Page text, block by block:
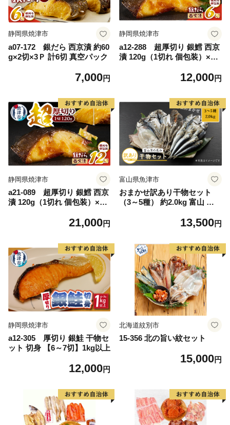
静岡県焼津市
a07-172 銀だら 西京漬 約60
g×2切×3Ｐ 計6切 真空パック
7,000円
静岡県焼津市
a12-288 超厚切り 銀鱈 西京
漬 120g（1切れ 個包装）×6
12,000円
静岡県焼津市
a21-089 超厚切り 銀鱈 西京
漬 120g（1切れ 個包装）×12
21,000円
富山県魚津市
おまかせ訳あり干物セット
（3～5種） 約2.0kg 富山 魚
【魚貝類・干物セット・干
13,500円
静岡県焼津市
a12-305 厚切り 銀鮭 干物セ
ット 切身 【6～7切】1kg以上
12,000円
北海道紋別市
15-356 北の旨い紋セット
15,000円